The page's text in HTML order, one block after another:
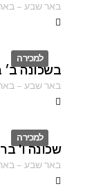
באר שבע–
למכירה
ID
בשכונה ב׳
באר שבע–
למכירה
ID
שכונה ו'
באר שבע–